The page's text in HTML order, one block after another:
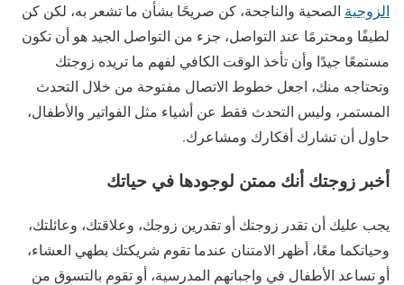
الزوجية الصحية والناجحة، كن صريحًا بشأن ما تشعر به، لكن كن
لطيفًا ومحترمًا عند التواصل، جزء من التواصل الجيد هو أن تكون
مستمعًا جيدًا وأن تأخذ الوقت الكافي لفهم ما تريده زوجتك
وتحتاجه منك، اجعل خطوط الاتصال مفتوحة من خلال التحدث
المستمر، وليس التحدث فقط عن أشياء مثل الفواتير والأطفال،
حاول أن تشارك أفكارك ومشاعرك.
أخبر زوجتك أنك ممتن لوجودها في حياتك
يجب عليك أن تقدر زوجتك أو تقدرين زوجك، وعلاقتك، وعائلتك،
وحياتكما معًا، أظهر الامتنان عندما تقوم شريكتك بطهي العشاء،
أو تساعد الأطفال في واجباتهم المدرسية، أو تقوم بالتسوق من